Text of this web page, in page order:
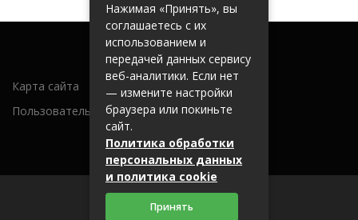
Карта сайта
Пользовательское соглашение
2026 (c) metallobaza31.ru
Нажимая «Принять», вы
соглашаетесь с их
использованием и
передачей данных сервису
веб-аналитики. Если нет
— измените настройки
браузера или покиньте
сайт.
Политика обработки
персональных данных
и политика cookie
Принять